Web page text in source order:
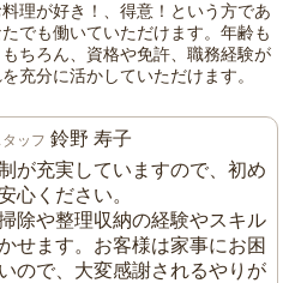
理が好き！、得意！という方であ
でも働いていただけます。年齢も
ちろん、資格や免許、職務経験が
充分に活かしていただけます。
ッフ 鈴野 寿子
が充実していますので、初め
心ください。
除や整理収納の経験やスキル
せます。お客様は家事にお困
ので、大変感謝されるやりが